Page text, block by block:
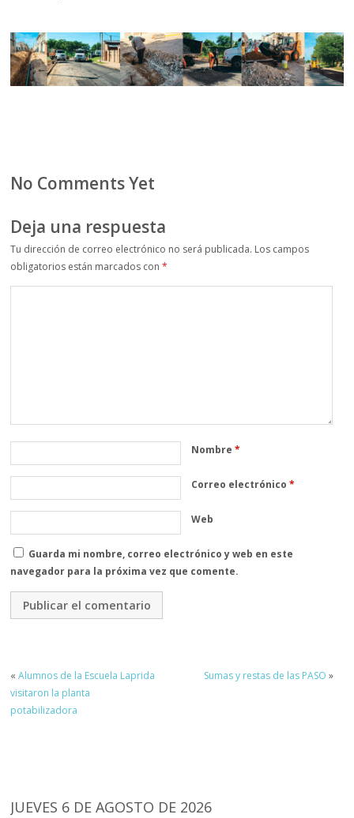
No Comments Yet
Deja una respuesta
Tu dirección de correo electrónico no será publicada. Los campos
obligatorios están marcados con*
Nombre*
Correo electrónico*
Web
Guarda mi nombre, correo electrónico y web en este
navegador para la próxima vez que comente.
«Alumnos de la Escuela Laprida
visitaron la planta
potabilizadora
Sumas y restas de las PASO »
JUEVES 6 DE AGOSTO DE 2026